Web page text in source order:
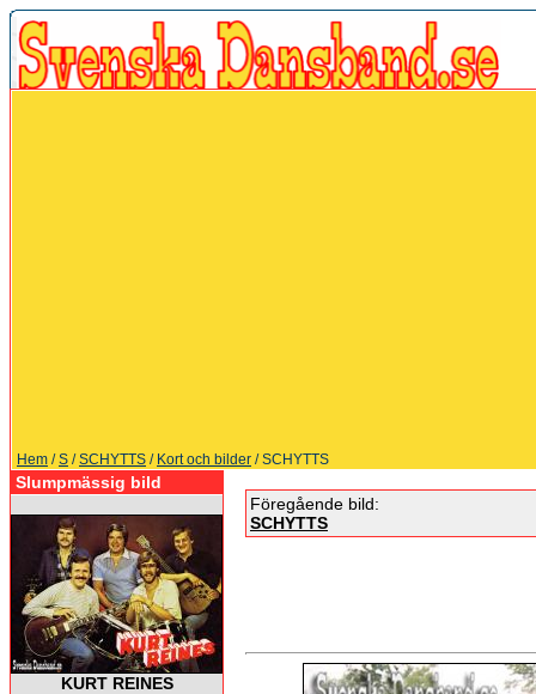
Hem /S /SCHYTTS / Kort och bilder / SCHYTTS
Slumpmässig bild
KURT REINES
Föregående bild:
SCHYTTS